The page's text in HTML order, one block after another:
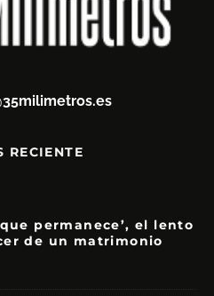
RECIENTE
permanece’, el lento
de un matrimonio